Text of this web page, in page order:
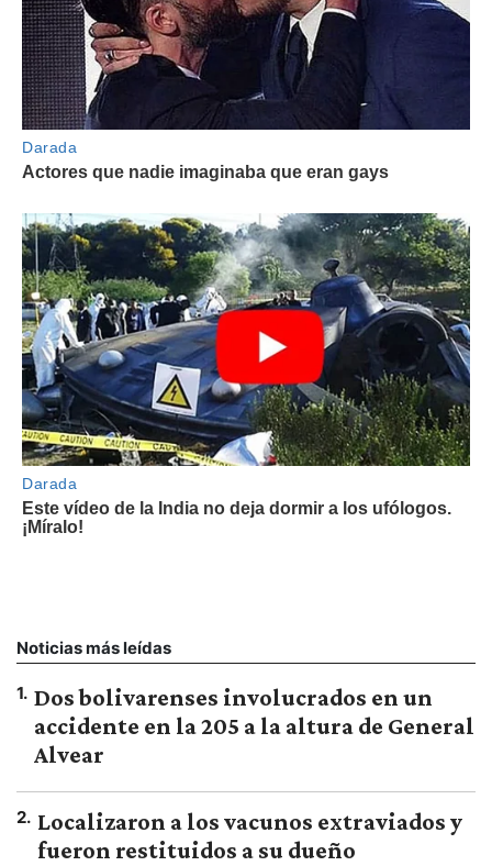
Noticias más leídas
1. Dos bolivarenses involucrados en un
accidente en la 205 a la altura de General
Alvear
2. Localizaron a los vacunos extraviados y
fueron restituidos a su dueño